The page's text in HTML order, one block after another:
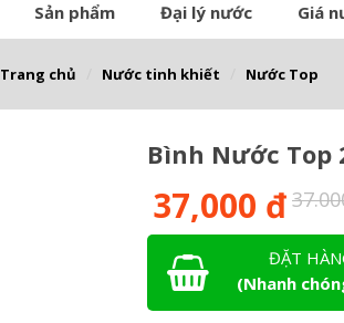
Sản phẩm Đại lý nước Giá
Trang chủ Nước tinh khiết Nước Top
Bình Nước Top
37,000 đ
ĐẶT
(Nhanh